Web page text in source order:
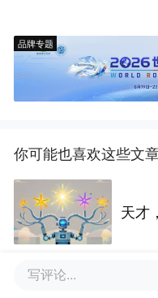
品牌专题
你可能也喜欢这些文
天才
当
写评论...